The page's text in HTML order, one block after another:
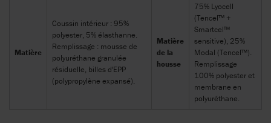
Matière
Coussin intérieur : 95%
polyester, 5% élasthanne.
Remplissage : mousse de
polyuréthane granulée
résiduelle, billes d'EPP
(polypropylène expansé).
Matière
de la
housse
75% Lyocell
(Tencel™ +
Smartcel™
sensitive), 25%
Modal (Tencel™).
Remplissage
100% polyester et
membrane en
polyuréthane.